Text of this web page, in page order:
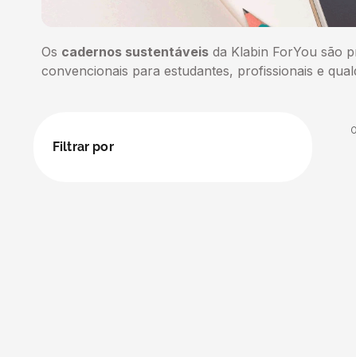
Os cadernos sustentáveis da Klabin ForYou são
convencionais para estudantes, profissionais e
Filtrar por
0
transporte
5º caixas